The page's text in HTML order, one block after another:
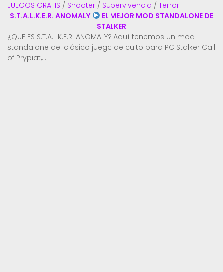
JUEGOS GRATIS / Shooter / Supervivencia / Terror
S.T.A.L.K.E.R. ANOMALY
EL MEJOR MOD STANDALONE DE
STALKER
¿QUE ES S.T.A.L.K.E.R. ANOMALY? Aquí tenemos un mod
standalone del clásico juego de culto para PC Stalker Call
of Prypiat,...